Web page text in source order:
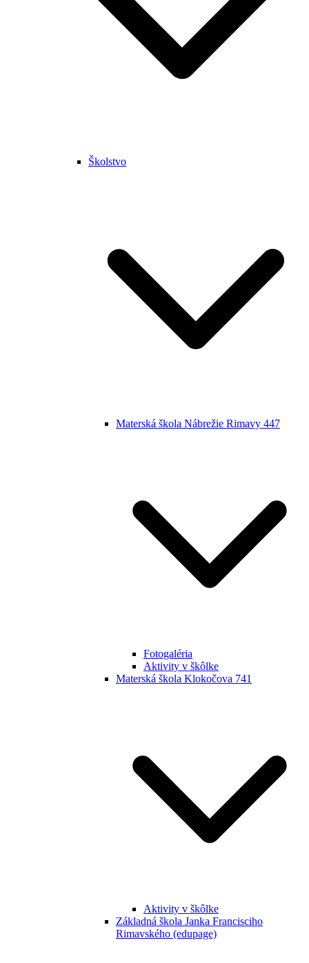
Školstvo
Materská škola Nábrežie Rimavy 447
Fotogaléria
Aktivity v škôlke
Materská škola Klokočova 741
Aktivity v škôlke
Základná škola Janka Francisciho
Rimavského (edupage)